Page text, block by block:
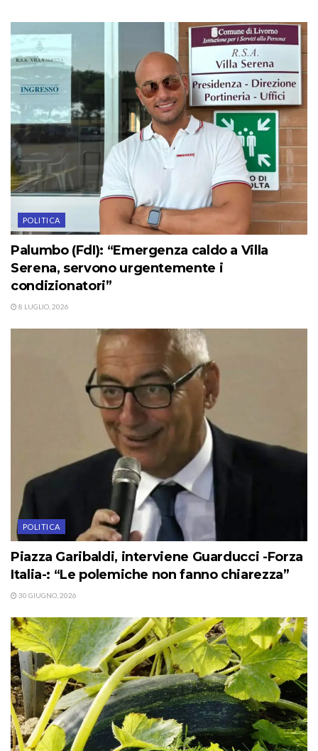
POLITICA
Palumbo (FdI): “Emergenza caldo a Villa
Serena, servono urgentemente i
condizionatori”
8 LUGLIO, 2026
POLITICA
Piazza Garibaldi, interviene Guarducci -Forza
Italia-: “Le polemiche non fanno chiarezza”
30 GIUGNO, 2026